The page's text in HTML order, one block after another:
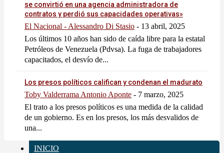
se convirtió en una agencia administradora de
contratos y perdió sus capacidades operativas»
El Nacional - Alessandro Di Stasio - 13 abril, 2025
Los últimos 10 años han sido de caída libre para la estatal
Petróleos de Venezuela (Pdvsa). La fuga de trabajadores
capacitados, el desvío de...
Los presos políticos califican y condenan el madurato
Toby Valderrama Antonio Aponte - 7 marzo, 2025
El trato a los presos políticos es una medida de la calidad
de un gobierno. Es en los presos, los más desvalidos de
una...
INICIO